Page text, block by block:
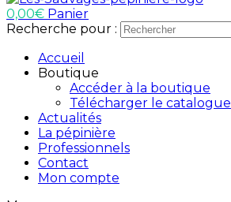
0,00€ Panier
Recherche pour :
Accueil
Boutique
Accéder à la boutique
Télécharger le catalogue
Actualités
La pépinière
Professionnels
Contact
Mon compte